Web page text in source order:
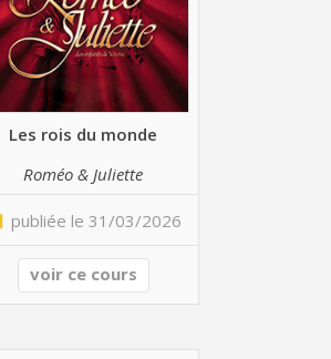
Les rois du monde
Roméo & Juliette
publiée le 31/03/2026
voir ce cours